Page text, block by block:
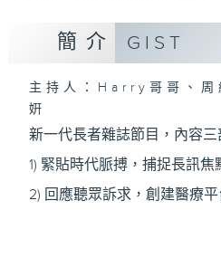
簡介 GIST
主持人：Harry哥哥、周
姸
新一代長者雜誌節目，內容三
1) 緊貼時代脈搏，捕捉長訊焦
2) 回應聽眾訴求，創建醫療平
3) 暖流熱線 : 關顧長者心靈